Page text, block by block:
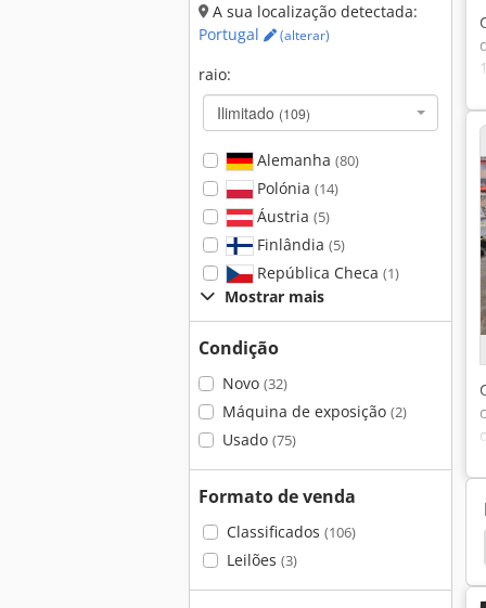
A sua localização detectada:
Portugal
(alterar)
raio:
Ilimitado (109)
Alemanha (80)
Polónia (14)
Áustria (5)
Finlândia (5)
República Checa (1)
Mostrar mais
Condição
Novo (32)
Máquina de exposição (2)
Usado (75)
Formato de venda
Classificados (106)
Leilões (3)
Serra De Mesa Com Tabela De Deslizamento